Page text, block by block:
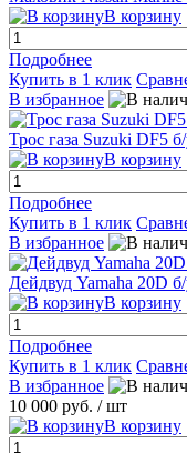
В корзину
Подробнее
Купить в 1 клик
В избранное
Трос газа Suzuki DF5
В корзину
Подробнее
Купить в 1 клик
В избранное
Дейдвуд Yamahа 20D
В корзину
Подробнее
Купить в 1 клик
В избранное
10 000 руб. / шт
В корзину